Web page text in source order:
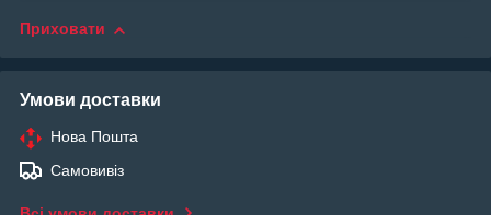
Приховати
Умови доставки
Нова Пошта
Самовивіз